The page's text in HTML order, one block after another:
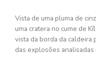
Vista de uma pluma de
uma cratera no cume de
vista da borda da caldeira
das explosões